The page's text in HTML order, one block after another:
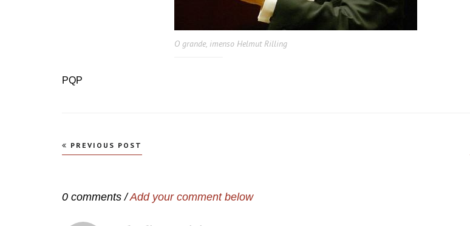
O grande, imenso Helmut Rilling
PQP
Navegação
PREVIOUS POST
0 comments /Add your comment below